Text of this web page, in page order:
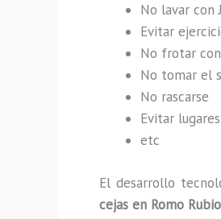
No lavar con
Evitar
No frotar
No tomar el
No rascarse
Evitar
etc
El desarrollo
cejas en Romo Rubio